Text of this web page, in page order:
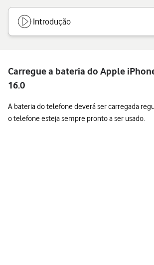
Introdução
Carregue a bateria do Apple
16.0
A bateria do telefone deverá ser carregada
o telefone esteja sempre pronto a ser usado.